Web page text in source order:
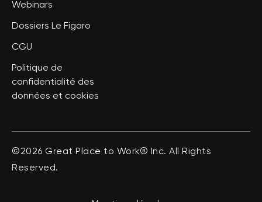
Webinars
Dossiers Le Figaro
CGU
Politique de
confidentialité des
données et cookies
©2026 Great Place to Work® Inc. All Rights
Reserved.